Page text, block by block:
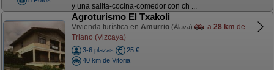
y una salita-cocina-comedor con ch ...
Agroturismo El Txakoli
Vivienda turística en Amurrio (Álava) a 28 km de
Triano (Vizcaya)
3-6 plazas
25 €
40 km de Vitoria